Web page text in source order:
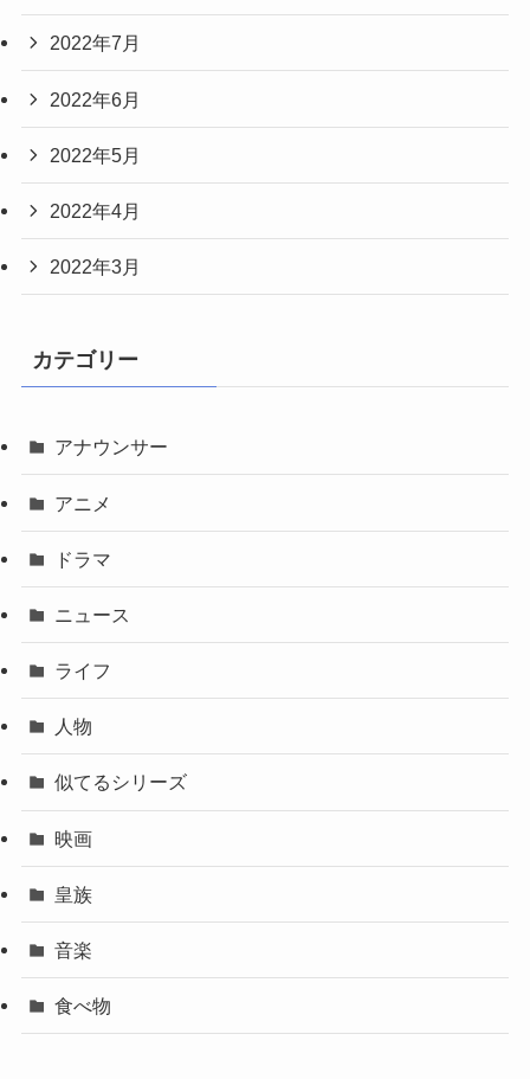
2022年7月
2022年6月
2022年5月
2022年4月
2022年3月
カテゴリー
アナウンサー
アニメ
ドラマ
ニュース
ライフ
人物
似てるシリーズ
映画
皇族
音楽
食べ物